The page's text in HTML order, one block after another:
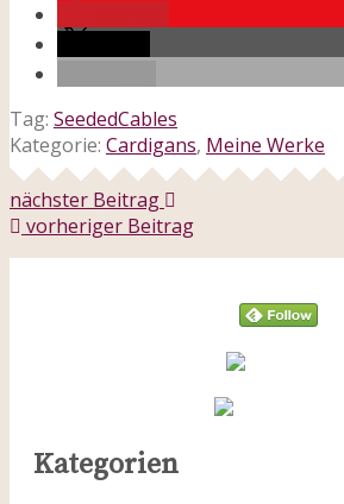
Tag: SeededCables
Kategorie: Cardigans, Meine Werke
nächster Beitrag
vorheriger Beitrag
Kategorien